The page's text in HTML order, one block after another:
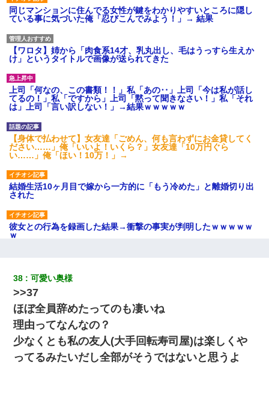
同じマンションに住んでる女性が鍵をわかりやすいところに隠し
ている事に気づいた俺「忍びこんでみよう！」→ 結果
【ワロタ】姉から「肉食系14才、乳丸出し、毛はうっすら生えか
け」というタイトルで画像が送られてきた
上司「何なの、この書類！！」私「あの‥」上司「今は私が話し
てるの！」私「ですから」上司「黙って聞きなさい！」私「それ
は」上司「言い訳しない！」→結果ｗｗｗｗｗ
【身体で払わせて】女友達「ごめん、何も言わずにお金貸してく
ださい……」俺「いいよ！いくら？」女友達「10万円ぐら
い……」俺「ほい！10万！」→
結婚生活10ヶ月目で嫁から一方的に「もう冷めた」と離婚切り出
された
彼女との行為を録画した結果→衝撃の事実が判明したｗｗｗｗｗ
ｗ
わけないでしょｗｗｗｗ」→ 理由を話したら泣き出して・・私
（あまりにも希望通り）
妻が亡くなったんだけど正直ガチで嬉しい
今日夫の実家に泊ったんだけど、朝起きたら股間がなんかモッコ
リしてた
38 可愛い奥様
>>37
ほぼ全員辞めたってのも凄いね
理由ってなんなの？
少なくとも私の友人(大手回転寿司屋)は楽しくや
ってるみたいだし全部がそうではないと思うよ